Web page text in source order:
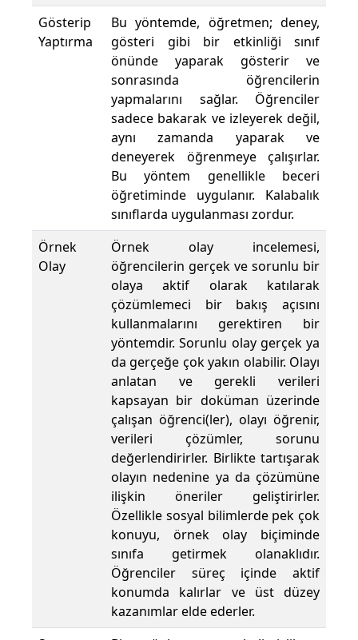
Gösterip
Yaptırma
Bu yöntemde, öğretmen; deney,
gösteri gibi bir etkinliği sınıf
önünde yaparak gösterir ve
sonrasında öğrencilerin
yapmalarını sağlar. Öğrenciler
sadece bakarak ve izleyerek değil,
aynı zamanda yaparak ve
deneyerek öğrenmeye çalışırlar.
Bu yöntem genellikle beceri
öğretiminde uygulanır. Kalabalık
sınıflarda uygulanması zordur.
Örnek
Olay
Örnek olay incelemesi,
öğrencilerin gerçek ve sorunlu bir
olaya aktif olarak katılarak
çözümlemeci bir bakış açısını
kullanmalarını gerektiren bir
yöntemdir. Sorunlu olay gerçek ya
da gerçeğe çok yakın olabilir. Olayı
anlatan ve gerekli verileri
kapsayan bir doküman üzerinde
çalışan öğrenci(ler), olayı öğrenir,
verileri çözümler, sorunu
değerlendirirler. Birlikte tartışarak
olayın nedenine ya da çözümüne
ilişkin öneriler geliştirirler.
Özellikle sosyal bilimlerde pek çok
konuyu, örnek olay biçiminde
sınıfa getirmek olanaklıdır.
Öğrenciler süreç içinde aktif
konumda kalırlar ve üst düzey
kazanımlar elde ederler.